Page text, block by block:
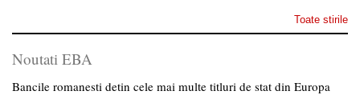
Toate stirile
Noutati EBA
Bancile romanesti detin cele mai multe titluri de stat din Europa